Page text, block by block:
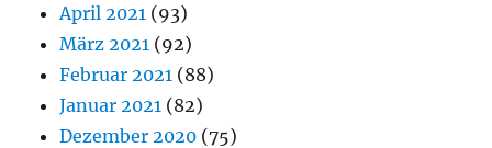
April 2021 (93)
März 2021 (92)
Februar 2021 (88)
Januar 2021 (82)
Dezember 2020 (75)